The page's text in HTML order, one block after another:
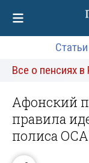
Статьи
Все о пенсиях в
Афонский
правила
полиса